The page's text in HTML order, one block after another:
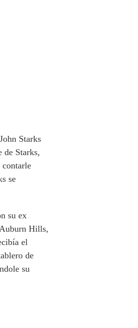
Starks
de Starks,
contarle
se
su ex
Hills,
el
de
su